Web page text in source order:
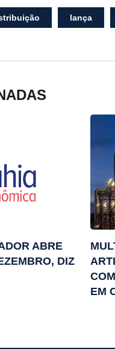
lança
ABRE
DIZ
EM